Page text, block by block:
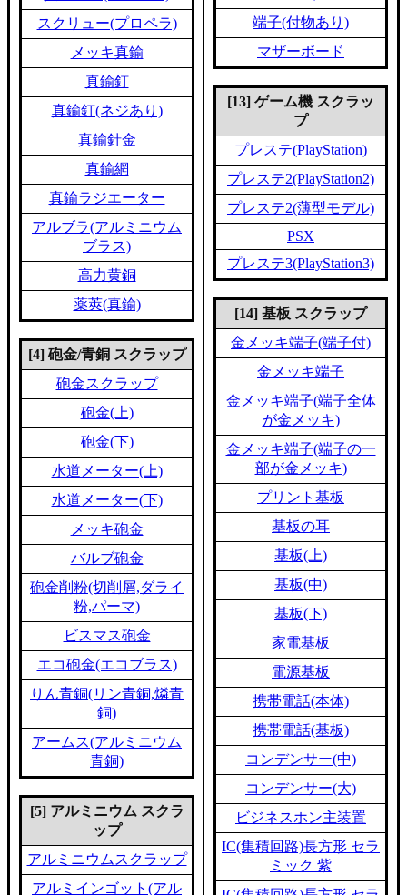
スクリュー(プロペラ)
メッキ真鍮
真鍮釘
真鍮釘(ネジあり)
真鍮針金
真鍮網
真鍮ラジエーター
アルブラ(アルミニウム
ブラス)
高力黄銅
薬莢(真鍮)
[4] 砲金/青銅 スクラップ
砲金スクラップ
砲金(上)
砲金(下)
水道メーター(上)
水道メーター(下)
メッキ砲金
バルブ砲金
砲金削粉(切削屑,ダライ
粉,パーマ)
ビスマス砲金
エコ砲金(エコブラス)
りん青銅(リン青銅,燐青
銅)
アームス(アルミニウム
青銅)
[5] アルミニウム スクラ
ップ
アルミニウムスクラップ
アルミインゴット(アル
端子(付物あり)
マザーボード
[13] ゲーム機 スクラッ
プ
プレステ(PlayStation)
プレステ2(PlayStation2)
プレステ2(薄型モデル)
PSX
プレステ3(PlayStation3)
[14] 基板 スクラップ
金メッキ端子(端子付)
金メッキ端子
金メッキ端子(端子全体
が金メッキ)
金メッキ端子(端子の一
部が金メッキ)
プリント基板
基板の耳
基板(上)
基板(中)
基板(下)
家電基板
電源基板
携帯電話(本体)
携帯電話(基板)
コンデンサー(中)
コンデンサー(大)
ビジネスホン主装置
IC(集積回路)長方形 セラ
ミック 紫